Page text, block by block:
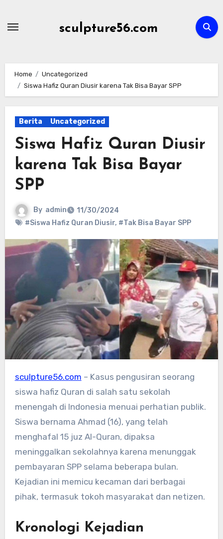
sculpture56.com
Home
Uncategorized
Siswa Hafiz Quran Diusir karena Tak Bisa Bayar SPP
Berita Uncategorized
Siswa Hafiz Quran Diusir
karena Tak Bisa Bayar
SPP
By admin
11/30/2024
#Siswa Hafiz Quran Diusir, #Tak Bisa Bayar SPP
sculpture56.com – Kasus pengusiran seorang
siswa hafiz Quran di salah satu sekolah
menengah di Indonesia menuai perhatian publik.
Siswa bernama Ahmad (16), yang telah
menghafal 15 juz Al-Quran, dipaksa
meninggalkan sekolahnya karena menunggak
pembayaran SPP selama beberapa bulan.
Kejadian ini memicu kecaman dari berbagai
pihak, termasuk tokoh masyarakat dan netizen.
Kronologi Kejadian